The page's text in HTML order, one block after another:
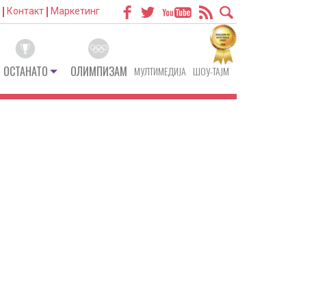
Контакт Маркетинг
ОСТАНАТО ОЛИМПИЗАМ МУЛТИМЕДИЈА ШОУ-ТАЈМ